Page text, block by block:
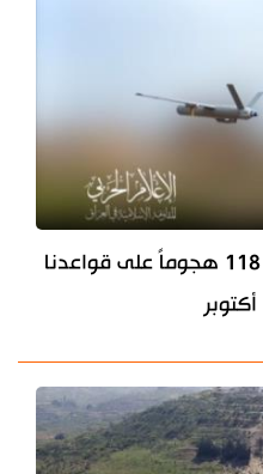
مسؤول أمريكي : أكثر من 118 هجوماً على قواعدنا